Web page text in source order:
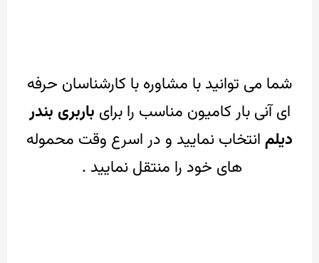
شما می توانید با مشاوره با کارشناسان حرفه
ای آنی بار کامیون مناسب را برای باربری بندر
دیلم انتخاب نمایید و در اسرع وقت محموله
های خود را منتقل نمایید .